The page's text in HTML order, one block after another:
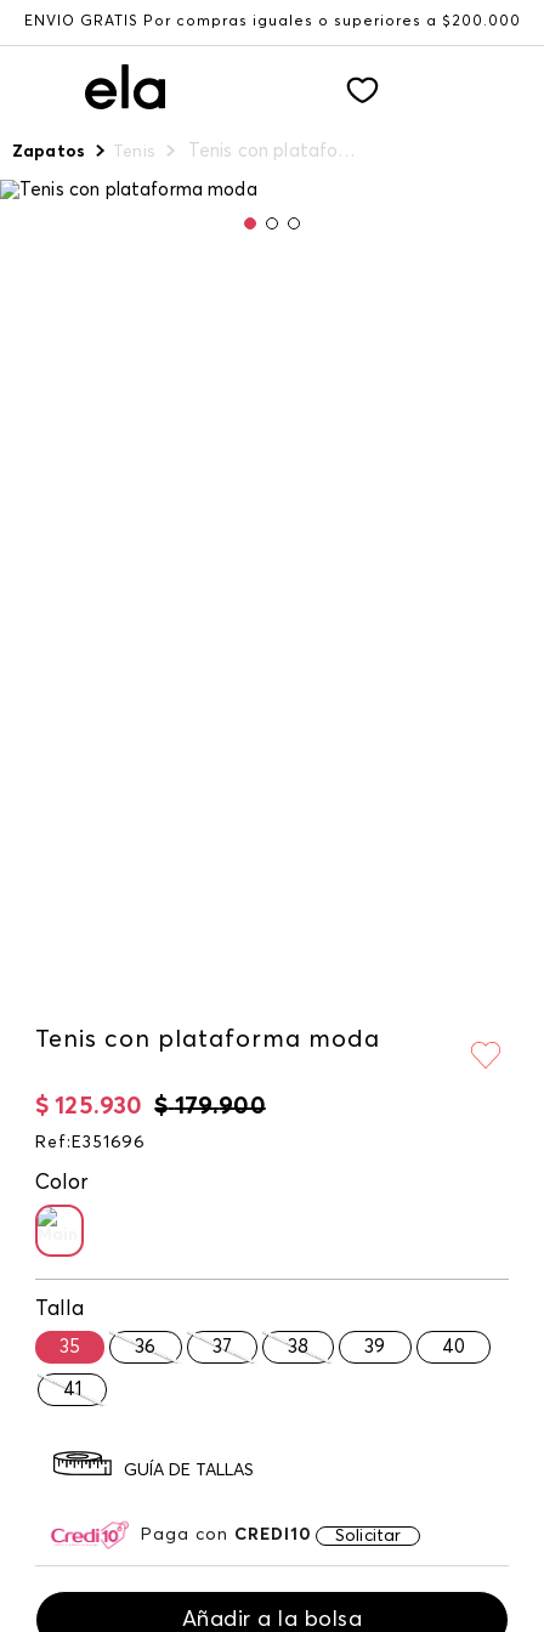
ENVÍO GRATIS Por compras iguales o superiores a $200.000
Zapatos Tenis Tenis con plataforma moda
Tenis con plataforma moda
$ 179.900
$ 125.930
Ref : E351696
Color
Talla
35 36 37 38 39 40
41
GUÍA DE TALLAS
Paga con CREDI10 Solicitar
Añadir a la bolsa